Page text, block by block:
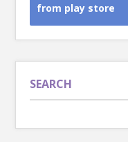
from play store
SEARCH